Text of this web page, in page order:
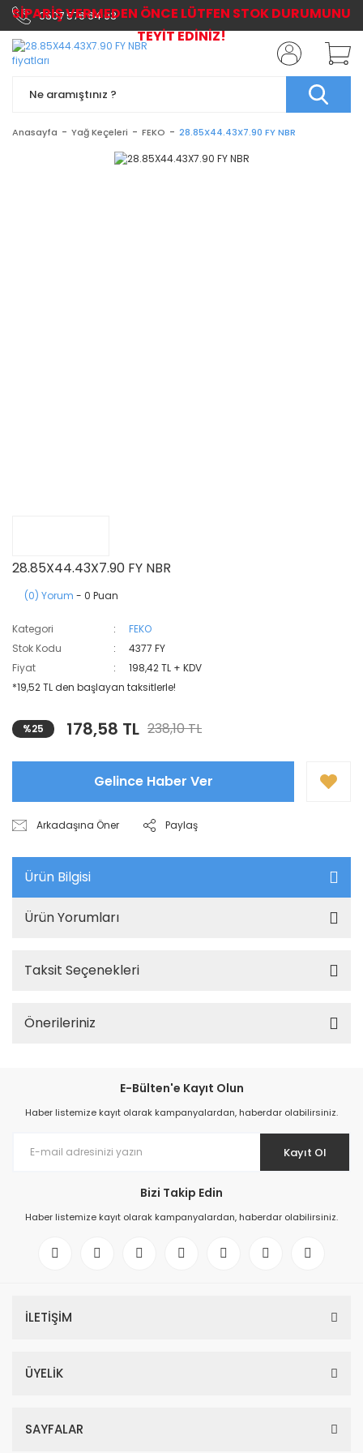
0507 576 64 03
Anasayfa Yağ Keçeleri FEKO 28.85X44.43X7.90 FY NBR
28.85X44.43X7.90 FY NBR
(0) Yorum - 0 Puan
Kategori
FEKO
Stok Kodu
4377 FY
Fiyat
198,42 TL + KDV
*19,52 TL den başlayan taksitlerle!
%25 178,58 TL 238,10 TL
Gelince Haber Ver
Arkadaşına Öner Paylaş
Ürün Bilgisi
Ürün Yorumları
Taksit Seçenekleri
Önerileriniz
E-Bülten'e Kayıt Olun
Haber listemize kayıt olarak kampanyalardan, haberdar olabilirsiniz.
Kayıt Ol
Bizi Takip Edin
Haber listemize kayıt olarak kampanyalardan, haberdar olabilirsiniz.
İLETİŞİM
ÜYELİK
SAYFALAR
SİPARİŞ VERMEDEN ÖNCE LÜTFEN STOK DURUMUNU
TEYİT EDİNİZ!